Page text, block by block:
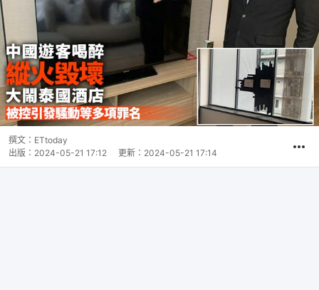
撰文： ETtoday
出版： 2024-05-21 17:12 更新： 2024-05-21 17:14